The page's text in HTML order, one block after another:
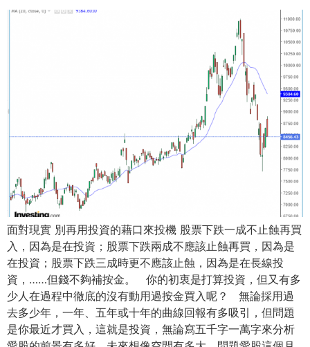
面對現實 別再用投資的藉口來投機 股票下跌一成不止蝕再買
入，因為是在投資；股票下跌兩成不應該止蝕再買，因為是
在投資；股票下跌三成時更不應該止蝕，因為是在長線投
資，……但錢不夠補按金。 你的初衷是打算投資，但又有多
少人在過程中徹底的沒有動用過按金買入呢？ 無論採用過
去多少年，一年、五年或十年的曲線回報有多吸引，但問題
是你最近才買入，這就是投資，無論寫五千字一萬字來分析